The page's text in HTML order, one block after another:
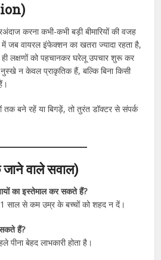
करना कभी-कभी बड़ी बीमारियों की वजह
जब वायरल इंफेक्शन का खतरा ज्यादा रहता है,
लक्षणों को पहचानकर घरेलू उपचार शुरू कर
न केवल प्राकृतिक हैं, बल्कि बिना किसी
तक बने रहें या बिगड़ें, तो तुरंत डॉक्टर से संपर्क
वाले सवाल)
का इस्तेमाल कर सकते हैं?
साल से कम उम्र के बच्चों को शहद न दें।
सकते हैं?
पीना बेहद लाभकारी होता है।